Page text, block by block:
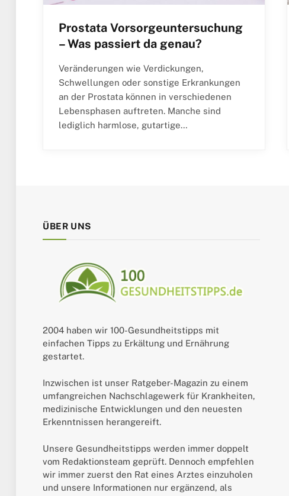
Prostata Vorsorgeuntersuchung
– Was passiert da genau?
Veränderungen wie Verdickungen,
Schwellungen oder sonstige Erkrankungen
an der Prostata können in verschiedenen
Lebensphasen auftreten. Manche sind
lediglich harmlose, gutartige…
ÜBER UNS
2004 haben wir 100-Gesundheitstipps mit
einfachen Tipps zu Erkältung und Ernährung
gestartet.
Inzwischen ist unser Ratgeber-Magazin zu einem
umfangreichen Nachschlagewerk für Krankheiten,
medizinische Entwicklungen und den neuesten
Erkenntnissen herangereift.
Unsere Gesundheitstipps werden immer doppelt
vom Redaktionsteam geprüft. Dennoch empfehlen
wir immer zuerst den Rat eines Arztes einzuholen
und unsere Informationen nur ergänzend, als